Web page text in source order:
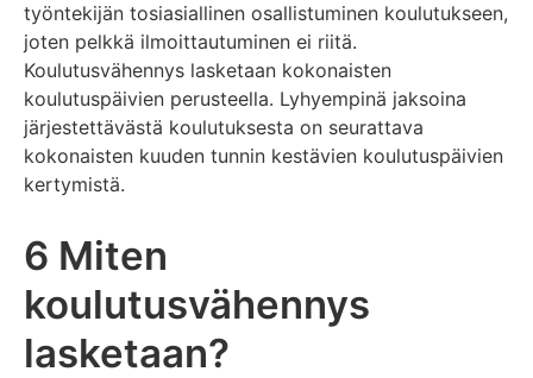
työntekijän tosiasiallinen osallistuminen koulutukseen,
joten pelkkä ilmoittautuminen ei riitä.
Koulutusvähennys lasketaan kokonaisten
koulutuspäivien perusteella. Lyhyempinä jaksoina
järjestettävästä koulutuksesta on seurattava
kokonaisten kuuden tunnin kestävien koulutuspäivien
kertymistä.
6 Miten
koulutusvähennys
lasketaan?